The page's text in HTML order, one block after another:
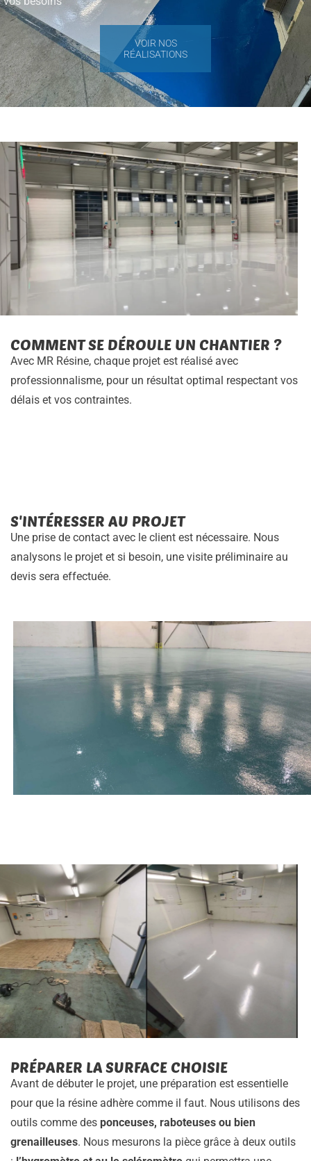
VOIR NOS
RÉALISATIONS
COMMENT SE DÉROULE UN CHANTIER ?
Avec MR Résine, chaque projet est réalisé avec
professionnalisme, pour un résultat optimal respectant vos
délais et vos contraintes.
S'INTÉRESSER AU PROJET
Une prise de contact avec le client est nécessaire. Nous
analysons le projet et si besoin, une visite préliminaire au
devis sera effectuée.
PRÉPARER LA SURFACE CHOISIE
Avant de débuter le projet, une préparation est essentielle
pour que la résine adhère comme il faut. Nous utilisons des
outils comme des ponceuses, raboteuses ou bien
grenailleuses. Nous mesurons la pièce grâce à deux outils